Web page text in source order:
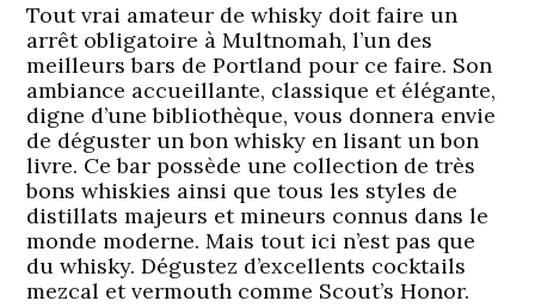
Tout vrai amateur de whisky doit faire un
arrêt obligatoire à Multnomah, l’un des
meilleurs bars de Portland pour ce faire. Son
ambiance accueillante, classique et élégante,
digne d’une bibliothèque, vous donnera envie
de déguster un bon whisky en lisant un bon
livre. Ce bar possède une collection de très
bons whiskies ainsi que tous les styles de
distillats majeurs et mineurs connus dans le
monde moderne. Mais tout ici n’est pas que
du whisky. Dégustez d’excellents cocktails
mezcal et vermouth comme Scout’s Honor.